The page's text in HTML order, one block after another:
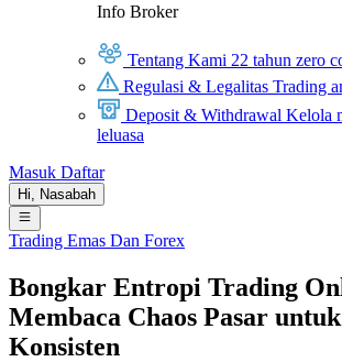
Info Broker
Tentang Kami 22 tahun zero
Regulasi & Legalitas Trading
Deposit & Withdrawal Kelola
leluasa
Masuk Daftar
Hi, Nasabah
Trading Emas Dan Forex
Bongkar Entropi Trading
Membaca Chaos Pasar
Konsisten